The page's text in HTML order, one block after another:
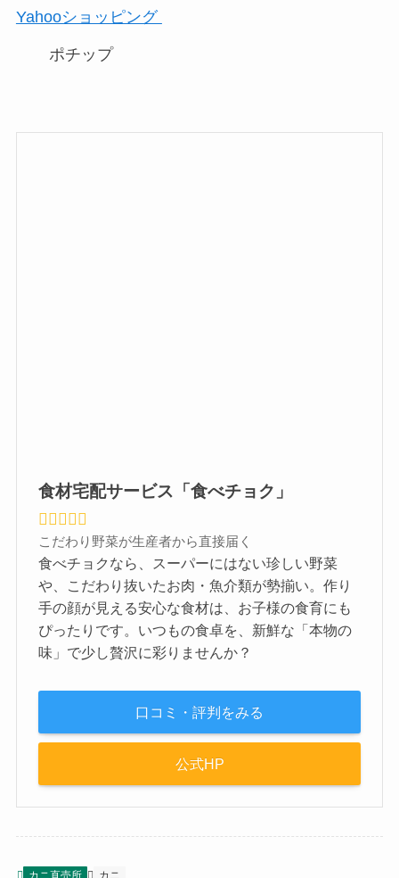
Yahooショッピング
ポチップ
食材宅配サービス「食べチョク」
こだわり野菜が生産者から直接届く
食べチョクなら、スーパーにはない珍しい野菜
や、こだわり抜いたお肉・魚介類が勢揃い。作り
手の顔が見える安心な食材は、お子様の食育にも
ぴったりです。いつもの食卓を、新鮮な「本物の
味」で少し贅沢に彩りませんか？
口コミ・評判をみる
公式HP
カニ直売所 カニ